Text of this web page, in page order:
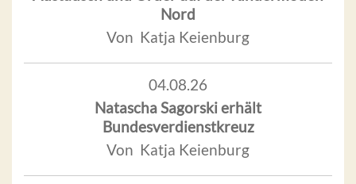
Nord
Von Katja Keienburg
04.08.26
Natascha Sagorski erhält
Bundesverdienstkreuz
Von Katja Keienburg